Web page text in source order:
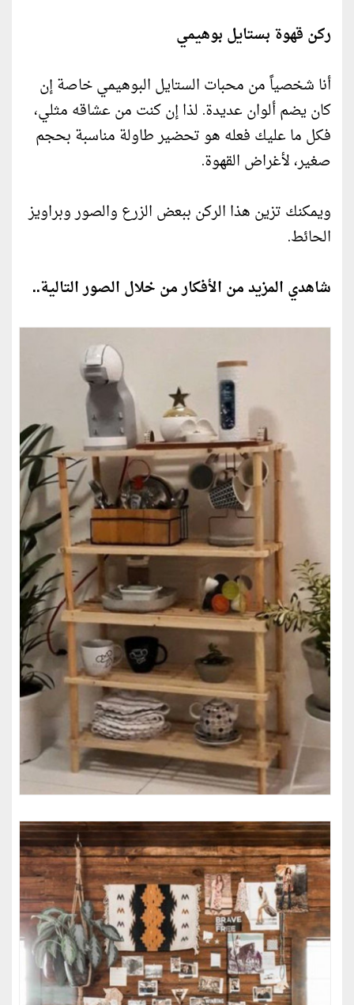
ركن قهوة بستايل بوهيمي
أنا شخصياً من محبات الستايل البوهيمي خاصة إن
كان يضم ألوان عديدة. لذا إن كنت من عشاقه مثلي،
فكل ما عليك فعله هو تحضير طاولة مناسبة بحجم
صغير، لأغراض القهوة.
ويمكنك تزين هذا الركن ببعض الزرع والصور وبراويز
الحائط.
شاهدي المزيد من الأفكار من خلال الصور التالية..